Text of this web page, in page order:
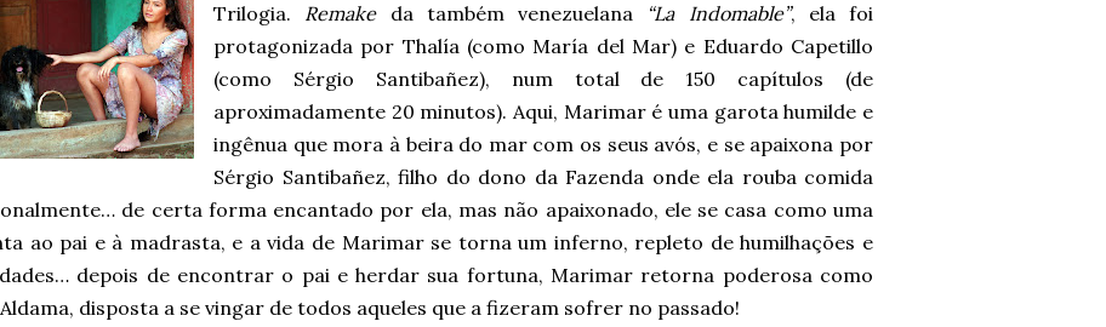
Trilogia. Remakeda também venezuelana “La Indomable”, ela foi
protagonizada por Thalía (como María del Mar) e Eduardo Capetillo
(como Sérgio Santibañez), num total de 150 capítulos (de
aproximadamente 20 minutos). Aqui, Marimar é uma garota humilde e
ingênua que mora à beira do mar com os seus avós, e se apaixona por
Sérgio Santibañez, filho do dono da Fazenda onde ela rouba comida
de certa forma encantado por ela, mas não apaixonado, ele se casa como uma
ao pai e à madrasta, e a vida de Marimar se torna um inferno, repleto de humilhações e
depois de encontrar o pai e herdar sua fortuna, Marimar retorna poderosa como
disposta a se vingar de todos aqueles que a fizeram sofrer no passado!